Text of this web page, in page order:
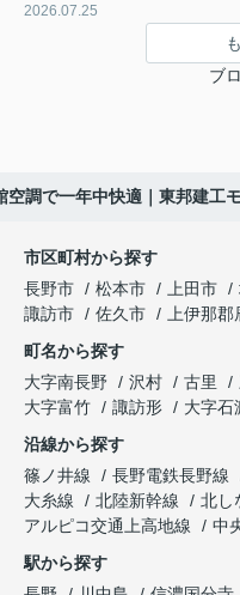
2026.07.25
ブ
空調で一年中快適｜東邦建工
市区町村から探す
長野市
松本市 上田市
諏訪市
佐久市 上伊那郡
町名から探す
大字南長野
沢村 古里
大字富竹
諏訪形 大字石
沿線から探す
篠ノ井線
長野電鉄長野線
大糸線
北陸新幹線 北し
アルピコ交通上高地線
中
駅から探す